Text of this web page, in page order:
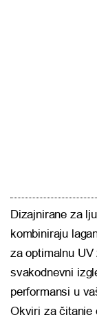
Dizajnirane za
kombiniraju
za optimalnu
svakodnevni
performansi u
Okviri za čitanje